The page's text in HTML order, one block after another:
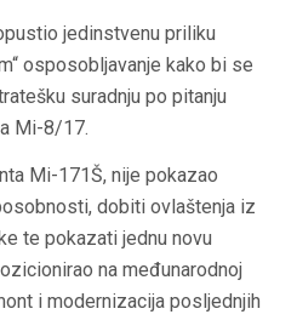
jedinstvenu priliku
osposobljavanje kako bi se
suradnju po pitanju
Mi-8/17.
Mi-171Š, nije pokazao
dobiti ovlaštenja iz
te pokazati jednu novu
na međunarodnoj
i modernizacija posljednjih